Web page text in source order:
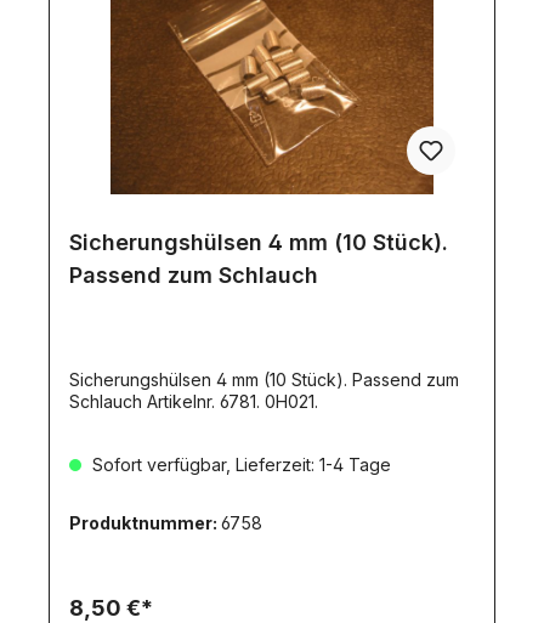
Sicherungshülsen 4 mm (10 Stück).
Passend zum Schlauch
Sicherungshülsen 4 mm (10 Stück). Passend zum
Schlauch Artikelnr. 6781. 0H021.
Sofort verfügbar, Lieferzeit: 1-4 Tage
Produktnummer: 6758
8,50 €*